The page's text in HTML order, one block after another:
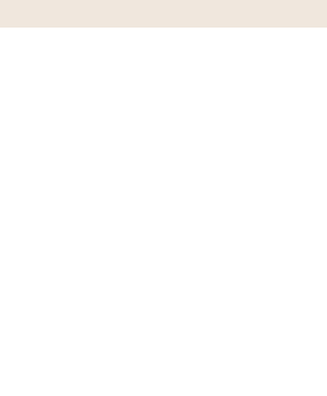
Secador Panasonic